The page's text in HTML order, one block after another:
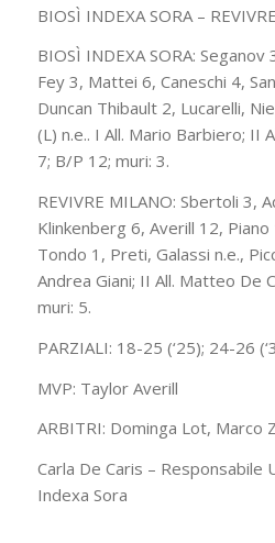
BIOSÌ INDEXA SORA –
BIOSÌ INDEXA SORA:
Fey 3, Mattei 6, Caneschi 4,
Duncan Thibault 2, Lucarelli,
(L) n.e.. I All. Mario Barbiero; II
7; B/P 12; muri: 3.
REVIVRE MILANO: Sbertoli 3,
Klinkenberg 6, Averill 12, Piano
Tondo 1, Preti, Galassi n.e.,
Andrea Giani; II All. Matteo De
muri: 5.
PARZIALI: 18-25 (‘25); 24-26
MVP: Taylor Averill
ARBITRI: Dominga Lot, Marco
Carla De Caris – Responsabile
Indexa Sora